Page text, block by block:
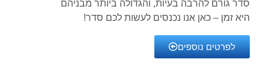
סדר גורם להרבה בעיות, והגדולה ביותר מבניהם
היא זמן – כאן אנו נכנסים לעשות לכם סדר!
לפרטים נוספים